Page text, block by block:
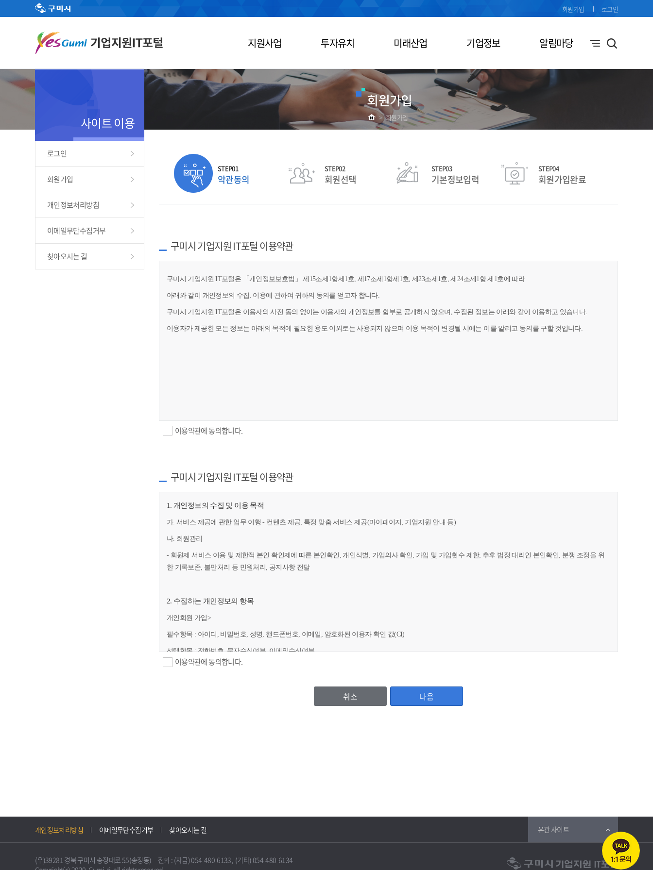
지원사업 투자유치 미래산업 기업정보 알림마당
회원가입 로그인
회원가입
> 회원가입
사이트 이용
로그인
회원가입
개인정보처리방침
이메일무단수집거부
찾아오시는 길
STEP01
약관동의
STEP02
회원선택
STEP03
기본정보입력
STEP04
회원가입완료
구미시 기업지원 IT포털 이용약관
구미시 기업지원 IT포털은 「개인정보보호법」 제15조제1항제1호, 제17조제1항제1호, 제23조제1호, 제24조제1항 제1호에 따라
아래와 같이 개인정보의 수집. 이용에 관하여 귀하의 동의를 얻고자 합니다.
구미시 기업지원 IT포털은 이용자의 사전 동의 없이는 이용자의 개인정보를 함부로 공개하지 않으며, 수집된 정보는 아래와 같이 이용하고 있습니다.
이용자가 제공한 모든 정보는 아래의 목적에 필요한 용도 이외로는 사용되지 않으며 이용 목적이 변경될 시에는 이를 알리고 동의를 구할 것입니다.
이용약관에 동의합니다.
구미시 기업지원 IT포털 이용약관
1. 개인정보의 수집 및 이용 목적
가. 서비스 제공에 관한 업무 이행 - 컨텐츠 제공, 특정 맞춤 서비스 제공(마이페이지, 기업지원 안내 등)
나. 회원관리
- 회원제 서비스 이용 및 제한적 본인 확인제에 따른 본인확인, 개인식별, 가입의사 확인, 가입 및 가입횟수 제한, 추후 법정 대리인 본인확인, 분쟁 조정을 위
한 기록보존, 불만처리 등 민원처리, 공지사항 전달
2. 수집하는 개인정보의 항목
개인회원 가입>
필수항목 : 아이디, 비밀번호, 성명, 핸드폰번호, 이메일, 암호화된 이용자 확인 값(CI)
선택항목 : 전화번호, 문자수신여부, 이메일수신여부
필수항목 : 사업자등록번호, (법인기업의 경우 법인등록번호), 기업명, 비밀번호, 대표자명, 주소, 사업자등록증, 담당자명, 담당자 직위, 담당자 휴대폰번호,
니다.
불필요하게 되었을 때에는 지체 없이 해당 개인정보를 파기합니다.
이용약관에 동의합니다.
취소 다음
개인정보처리방침 이메일무단수집거부 찾아오시는 길 유관 사이트
(우)39281 경북 구미시 송정대로 55(송정동) 전화 : (자금) 054-480-6133, (기타) 054-480-6134